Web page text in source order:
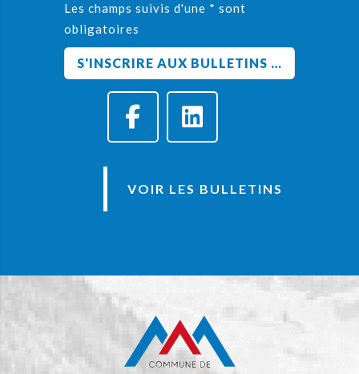
Les champs suivis d'une * sont
obligatoires
VOIR LES BULLETINS